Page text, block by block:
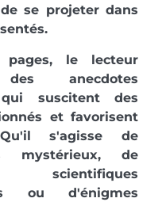
se projeter dans
le lecteur
anecdotes
suscitent des
et favorisent
Qu'il s'agisse de
mystérieux, de
scientifiques
ou d'énigmes